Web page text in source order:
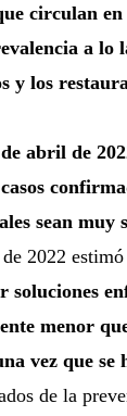
circulan
a lo
y los
abril de
sean muy
2022
soluciones
menor
vez que
de la